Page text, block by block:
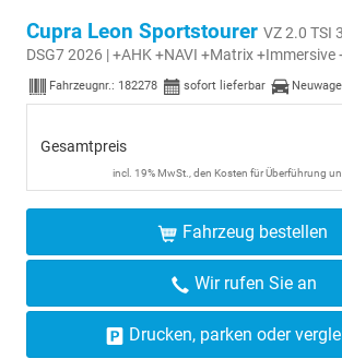
Cupra Leon Sportstourer VZ 2.0 TSI
DSG7 2026 | +AHK +NAVI +Matrix
Fahrzeugnr.: 182278 sofort lieferbar
Gesamtpreis
incl. 19% MwSt., den Kosten für Überführung
Fahrzeug bestellen
Wir rufen Sie an
Drucken, parken oder